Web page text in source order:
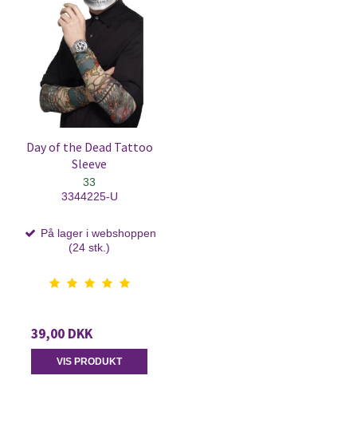
Day of the Dead Tattoo
Sleeve
33
3344225-U
På lager i webshoppen
(24 stk.)
39,00 DKK
VIS PRODUKT